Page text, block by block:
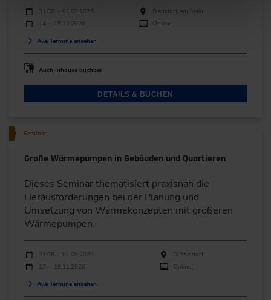
Durchführungen
Veranstaltungsdatum Veranstaltungsort
31.08. – 01.09.2026
Frankfurt am Main
14. – 15.12.2026
Online
Alle Termine ansehen
Auch Inhouse buchbar
DETAILS & BUCHEN
Seminar
Große Wärmepumpen in Gebäuden und Quartieren
Dieses Seminar thematisiert praxisnah die
Herausforderungen bei der Planung und
Umsetzung von Wärmekonzepten mit größeren
Wärmepumpen.
Durchführungen
Veranstaltungsdatum Veranstaltungsort
31.08. – 01.09.2026
Düsseldorf
17. – 18.11.2026
Online
Alle Termine ansehen